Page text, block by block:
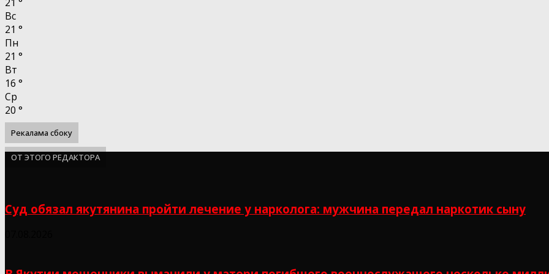
Вс
21 °
Пн
21 °
Вт
16 °
Ср
20 °
Рекалама сбоку
ОТ ЭТОГО РЕДАКТОРА
Суд обязал якутянина пройти лечение у нарколога: мужчина передал наркотик сыну